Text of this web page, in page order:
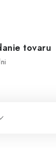
tovaru